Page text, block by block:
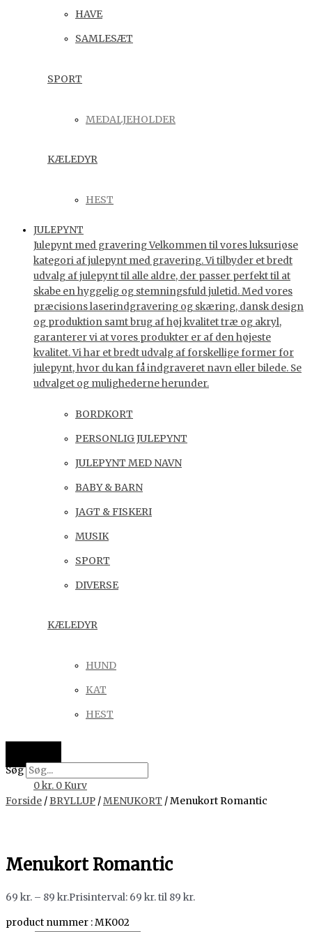
HAVE
SAMLESÆT
SPORT
MEDALJEHOLDER
KÆLEDYR
HEST
JULEPYNT
Julepynt med gravering Velkommen til vores luksuriøse
kategori af julepynt med gravering. Vi tilbyder et bredt
udvalg af julepynt til alle aldre, der passer perfekt til at
skabe en hyggelig og stemningsfuld juletid. Med vores
præcisions laserindgravering og skæring, dansk design
og produktion samt brug af høj kvalitet træ og akryl,
garanterer vi at vores produkter er af den højeste
kvalitet. Vi har et bredt udvalg af forskellige former for
julepynt, hvor du kan få indgraveret navn eller bilede. Se
udvalget og mulighederne herunder.
BORDKORT
PERSONLIG JULEPYNT
JULEPYNT MED NAVN
BABY & BARN
JAGT & FISKERI
MUSIK
SPORT
DIVERSE
KÆLEDYR
HUND
KAT
HEST
Søg
0kr. 0 Kurv
Forside / BRYLLUP /MENUKORT / Menukort Romantic
Menukort Romantic
69 kr. – 89 kr.Prisinterval: 69 kr. til 89 kr.
product nummer : MK002